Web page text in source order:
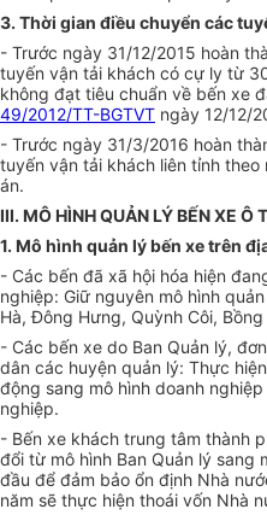
3. Thời gian điều chuyển các
- Trước ngày 31/12/2015 hoàn
tuyến vận tải khách có cự ly từ
không đạt tiêu chuẩn về bến xe
49/2012/TT-BGTVT ngày 12/12/
- Trước ngày 31/3/2016 hoàn
tuyến vận tải khách liên tỉnh theo
án.
III. MÔ HÌNH QUẢN LÝ BẾN XE Ô
1. Mô hình quản lý bến xe trên
- Các bến đã xã hội hóa hiện
nghiệp: Giữ nguyên mô hình
Hà, Đông Hưng, Quỳnh Côi, Bồng
- Các bến xe do Ban Quản lý,
dân các huyện quản lý: Thực
động sang mô hình doanh
nghiệp.
- Bến xe khách trung tâm thành
đổi từ mô hình Ban Quản lý sang
đầu để đảm bảo ổn định Nhà
năm sẽ thực hiện thoái vốn Nhà